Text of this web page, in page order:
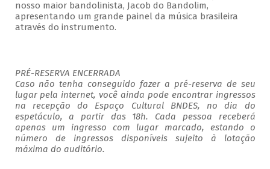
nosso maior bandolinista, Jacob do Bandolim,
apresentando um grande painel da música brasileira
através do instrumento.
PRÉ-RESERVA ENCERRADA
Caso não tenha conseguido fazer a pré-reserva de seu
lugar pela internet, você ainda pode encontrar ingressos
na recepção do Espaço Cultural BNDES, no dia do
espetáculo, a partir das 18h. Cada pessoa receberá
apenas um ingresso com lugar marcado, estando o
número de ingressos disponíveis sujeito à lotação
máxima do auditório.